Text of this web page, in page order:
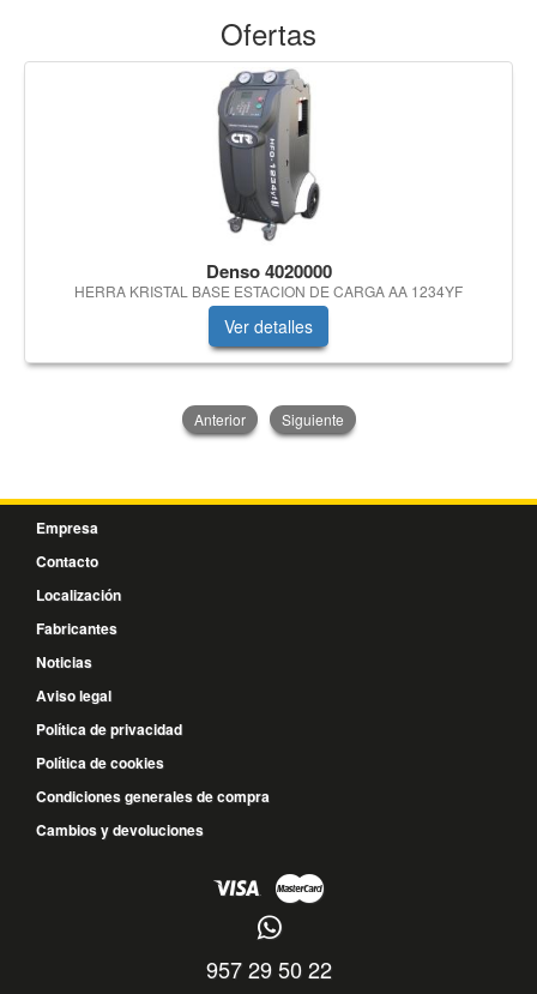
Ofertas
Denso 4020000
HERRA KRISTAL BASE ESTACION DE CARGA AA 1234YF
Ver detalles
Anterior Siguiente
Empresa
Contacto
Localización
Fabricantes
Noticias
Aviso legal
Política de privacidad
Política de cookies
Condiciones generales de compra
Cambios y devoluciones
957 29 50 22